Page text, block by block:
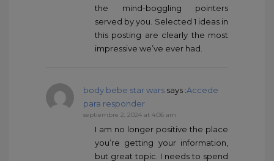
the mind-boggling pointers
served by you. Selected 1 ideas in
this posting are clearly the most
impressive we’ve ever had.
body bebe star wars says :Accede
para responder
septiembre 2, 2024 at 4:06 am
I am no longer positive the place
you’re getting your information,
but great topic. I needs to spend